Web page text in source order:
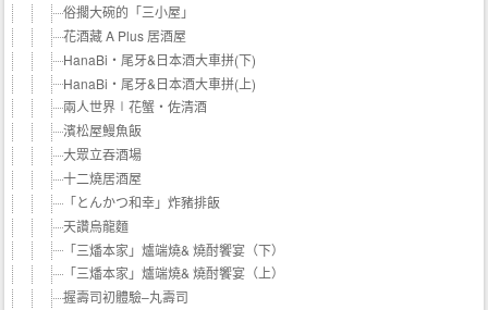
俗擱大碗的「三小屋」
花酒藏 A Plus 居酒屋
HanaBi‧尾牙&日本酒大車拼(下)
HanaBi‧尾牙&日本酒大車拼(上)
兩人世界∣花蟹‧佐清酒
濱松屋鰻魚飯
大眾立吞酒場
十二燒居酒屋
「とんかつ和幸」炸豬排飯
天讚烏龍麵
「三燔本家」爐端燒& 燒酎饗宴（下）
「三燔本家」爐端燒& 燒酎饗宴（上）
握壽司初體驗–丸壽司